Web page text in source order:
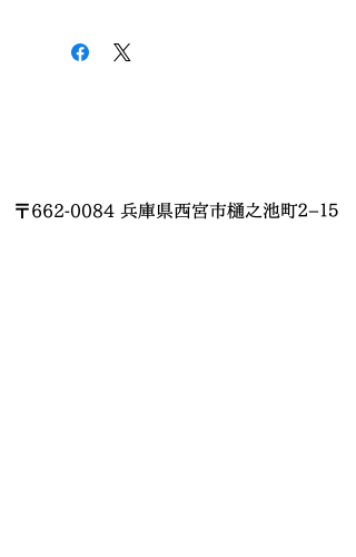
〒662-0084 兵庫県西宮市樋之池町２−１５